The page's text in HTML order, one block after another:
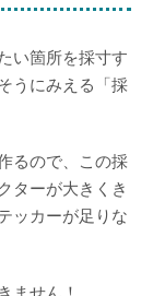
い箇所を採寸す
うにみえる「採
るので、この採
ターが大きくき
ッカーが足りな
ません！